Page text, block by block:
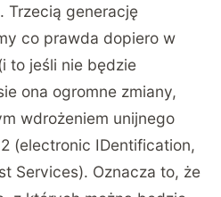
. Trzecią generację
co prawda dopiero w
to jeśli nie będzie
ona ogromne zmiany,
wdrożeniem unijnego
(electronic IDentification,
Services). Oznacza to, że